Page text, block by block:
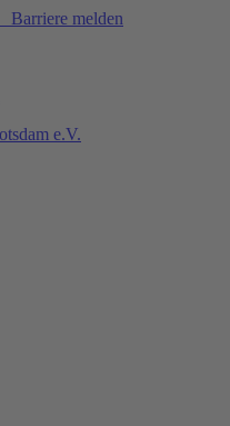
Barriere melden